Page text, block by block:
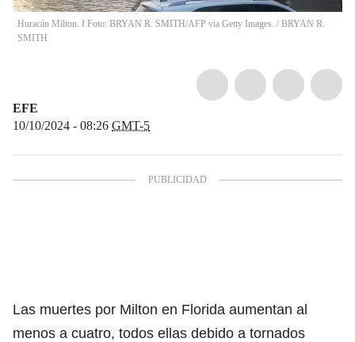
Huracán Milton. I Foto: BRYAN R. SMITH/AFP via Getty Images. / BRYAN R.
SMITH
EFE
10/10/2024 - 08:26 GMT-5
Las muertes por Milton en Florida aumentan al
menos a cuatro, todos ellas debido a tornados